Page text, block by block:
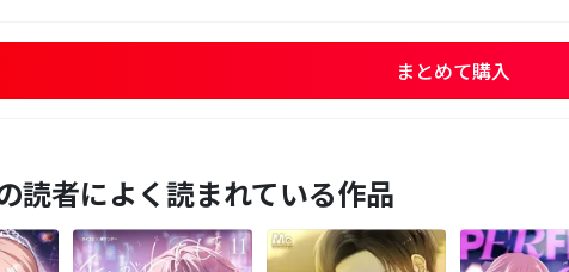
まとめて購入
読者によく読まれている作品